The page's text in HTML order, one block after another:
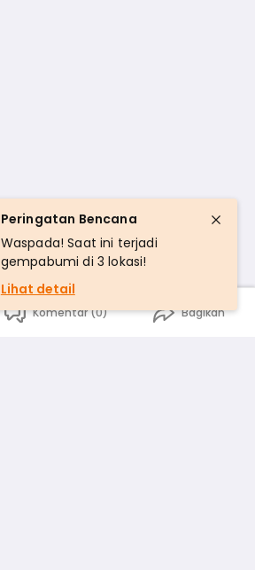
Komentar (0) Bagikan
Peringatan Bencana
Waspada! Saat ini terjadi
gempabumi di 3 lokasi!
Lihat detail